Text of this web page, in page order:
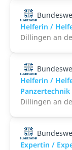
Helferin /
Dillingen an
Helferin /
Dillingen an
Expertin /